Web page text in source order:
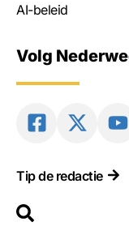
AI-beleid
Volg
Tip de redactie